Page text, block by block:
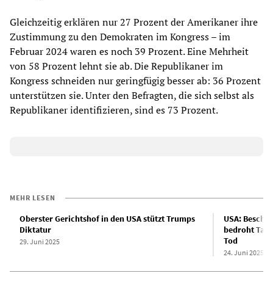
Gleichzeitig erklären nur 27 Prozent der Amerikaner ihre
Zustimmung zu den Demokraten im Kongress – im
Februar 2024 waren es noch 39 Prozent. Eine Mehrheit
von 58 Prozent lehnt sie ab. Die Republikaner im
Kongress schneiden nur geringfügig besser ab: 36 Prozent
unterstützen sie. Unter den Befragten, die sich selbst als
Republikaner identifizieren, sind es 73 Prozent.
MEHR LESEN
Oberster Gerichtshof in den USA stützt Trumps
Diktatur
29. Juni 2025
USA:
bedroht
Tod
24. Juni 2025